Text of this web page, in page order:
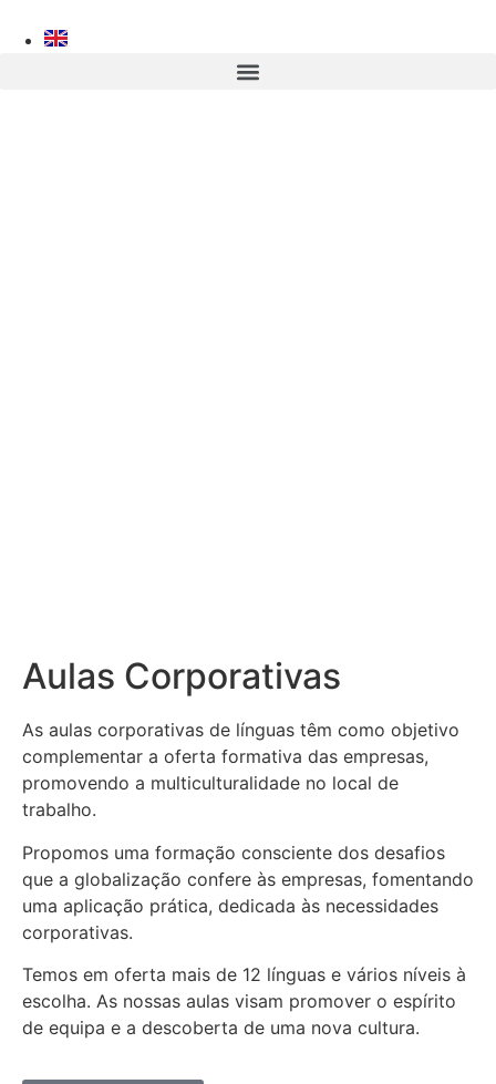
Aulas Corporativas
As aulas corporativas de línguas têm como objetivo
complementar a oferta formativa das empresas,
promovendo a multiculturalidade no local de
trabalho.
Propomos uma formação consciente dos desafios
que a globalização confere às empresas, fomentando
uma aplicação prática, dedicada às necessidades
corporativas.
Temos em oferta mais de 12 línguas e vários níveis à
escolha. As nossas aulas visam promover o espírito
de equipa e a descoberta de uma nova cultura.